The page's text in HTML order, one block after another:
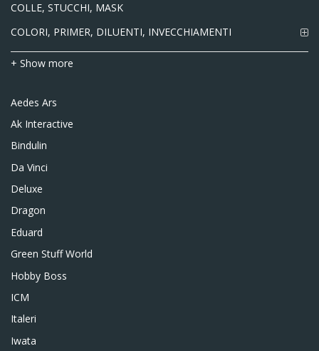
COLLE, STUCCHI, MASK
COLORI, PRIMER, DILUENTI, INVECCHIAMENTI
+ Show more
Aedes Ars
Ak Interactive
Bindulin
Da Vinci
Deluxe
Dragon
Eduard
Green Stuff World
Hobby Boss
ICM
Italeri
Iwata